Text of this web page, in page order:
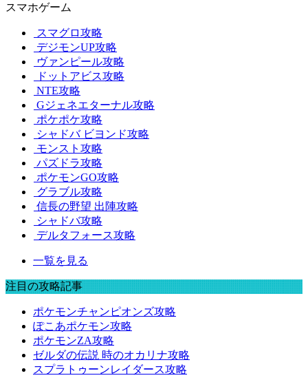
スマホゲーム
スマグロ攻略
デジモンUP攻略
ヴァンピール攻略
ドットアビス攻略
NTE攻略
Gジェネエターナル攻略
ポケポケ攻略
シャドバ ビヨンド攻略
モンスト攻略
パズドラ攻略
ポケモンGO攻略
グラブル攻略
信長の野望 出陣攻略
シャドバ攻略
デルタフォース攻略
一覧を見る
注目の攻略記事
ポケモンチャンピオンズ攻略
ぽこあポケモン攻略
ポケモンZA攻略
ゼルダの伝説 時のオカリナ攻略
スプラトゥーンレイダース攻略